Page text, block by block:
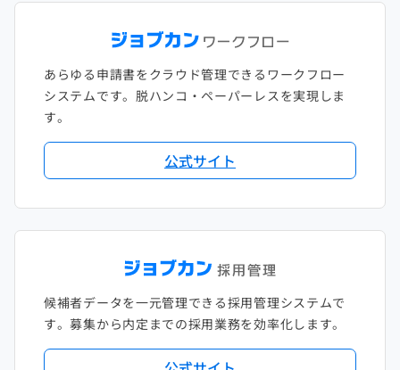
あらゆる申請書をクラウド管理できるワークフロー
システムです。脱ハンコ・ペーパーレスを実現しま
す。
公式サイト
候補者データを一元管理できる採用管理システムで
す。募集から内定までの採用業務を効率化します。